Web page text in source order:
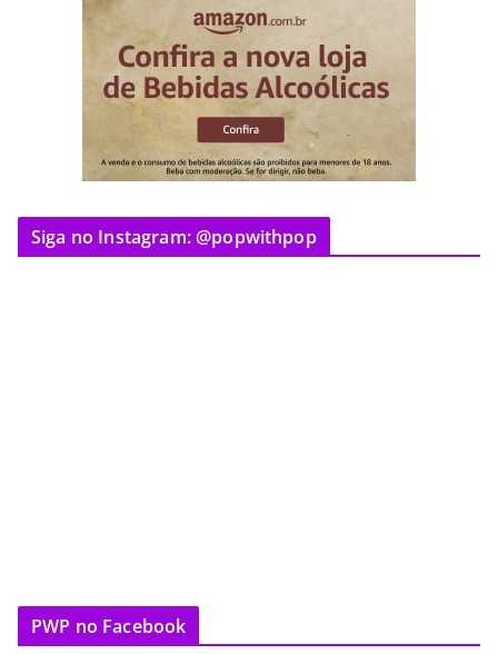
Siga no Instagram: @popwithpop
PWP no Facebook